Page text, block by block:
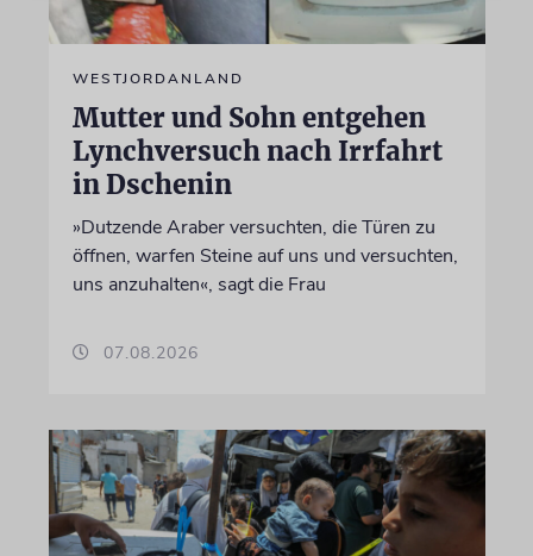
WESTJORDANLAND
Mutter und Sohn entgehen
Lynchversuch nach Irrfahrt
in Dschenin
»Dutzende Araber versuchten, die Türen zu
öffnen, warfen Steine auf uns und versuchten,
uns anzuhalten«, sagt die Frau
07.08.2026